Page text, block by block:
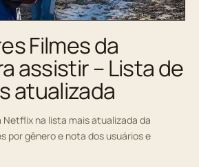
Filmes da
assistir – Lista de
atualizada
Netflix na lista mais atualizada da
por gênero e nota dos usuários e